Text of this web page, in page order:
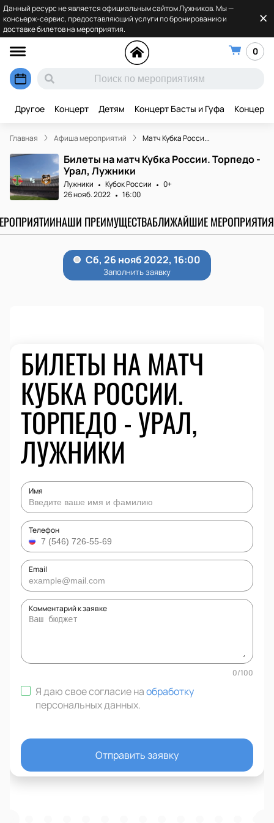
Данный ресурс не является официальным сайтом Лужников. Мы —
консьерж-сервис, предоставляющий услуги по бронированию и
доставке билетов на мероприятия.
0
Другое Концерт Детям Концерт Басты и Гуфа Концерт
Главная Афиша мероприятий Матч Кубка Росси...
Билеты на матч Кубка России. Торпедо -
Урал, Лужники
Лужники Кубок России
0+
26 нояб. 2022
16:00
НАШИ ПРЕИМУЩЕСТВАБЛИЖАЙШИЕ МЕРОПРИЯТИЯ
БИЛЕТЫ НА МАТЧ
КУБКА РОССИИ.
ТОРПЕДО - УРАЛ,
ЛУЖНИКИ
Имя
Телефон
Email
Комментарий к заявке
0/100
Я даю свое согласие наобработку
персональных данных.
Отправить заявку